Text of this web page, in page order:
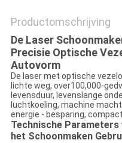
Productomschrijving
De Laser
Precisie Optische
Autovorm
De laser met optische
lichte weg, over100,000-
levensduur, levenslange
luchtkoeling, machine
energie - besparing,
Technische
het Schoonmaken